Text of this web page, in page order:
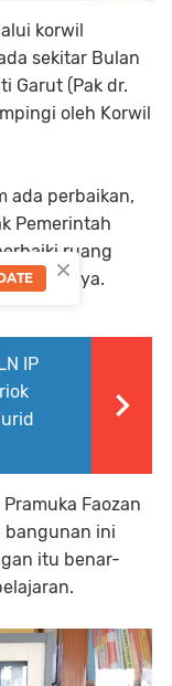
korwil
sekitar Bulan
Garut (Pak dr.
oleh Korwil
ada perbaikan,
Pemerintah
ruang
Tandasnya.
IP
Faozan
bangunan ini
itu benar-
×